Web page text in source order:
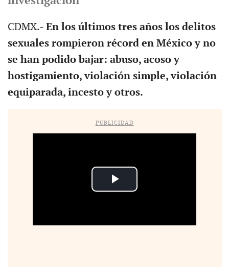
CDMX.- En los últimos tres años los delitos
sexuales rompieron récord en México y no
se han podido bajar: abuso, acoso y
hostigamiento, violación simple, violación
equiparada, incesto y otros.
PUBLICIDAD